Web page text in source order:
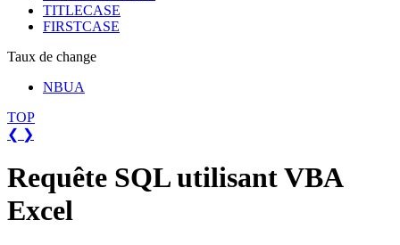
TITLECASE
FIRSTCASE
Taux de change
NBUA
TOP
❮ ❯
Requête SQL utilisant VBA
Excel